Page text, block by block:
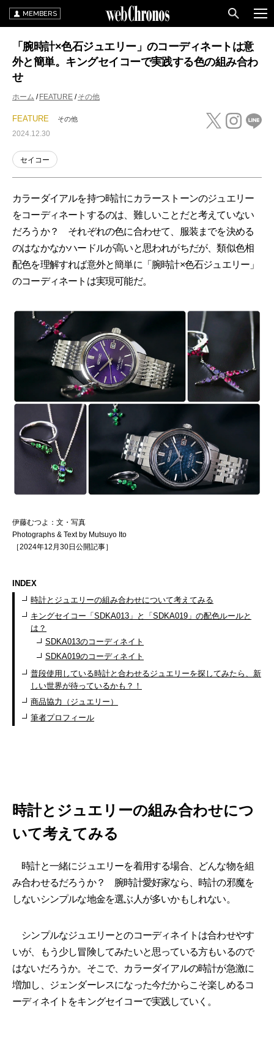
MEMBERS
「腕時計×色石ジュエリー」のコーディネートは意
外と簡単。キングセイコーで実践する色の組み合わ
せ
ホーム FEATURE その他
FEATURE その他
2024.12.30
セイコー
カラーダイアルを持つ時計にカラーストーンのジュエリー
をコーディネートするのは、難しいことだと考えていない
だろうか？ それぞれの色に合わせて、服装までを決める
のはなかなかハードルが高いと思われがちだが、類似色相
配色を理解すれば意外と簡単に「腕時計×色石ジュエリー」
のコーディネートは実現可能だ。
伊藤むつよ：文・写真
Photographs & Text by Mutsuyo Ito
［2024年12月30日公開記事］
INDEX
時計とジュエリーの組み合わせについて考えてみる
キングセイコー「SDKA013」と「SDKA019」の配色ルールと
は？
SDKA013のコーディネイト
SDKA019のコーディネイト
普段使用している時計と合わせるジュエリーを探してみたら、新
しい世界が待っているかも？！
商品協力（ジュエリー）
筆者プロフィール
時計とジュエリーの組み合わせにつ
いて考えてみる
時計と一緒にジュエリーを着用する場合、どんな物を組
み合わせるだろうか？ 腕時計愛好家なら、時計の邪魔を
しないシンプルな地金を選ぶ人が多いかもしれない。
シンプルなジュエリーとのコーディネイトは合わせやす
いが、もう少し冒険してみたいと思っている方もいるので
はないだろうか。そこで、カラーダイアルの時計が急激に
増加し、ジェンダーレスになった今だからこそ楽しめるコ
ーディネイトをキングセイコーで実践していく。